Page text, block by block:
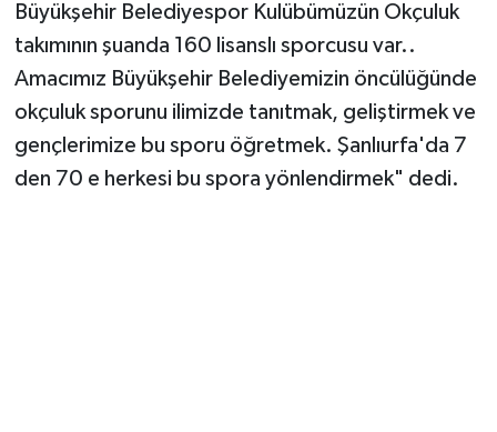
Büyükşehir Belediyespor Kulübümüzün Okçuluk
takımının şuanda 160 lisanslı sporcusu var..
Amacımız Büyükşehir Belediyemizin öncülüğünde
okçuluk sporunu ilimizde tanıtmak, geliştirmek ve
gençlerimize bu sporu öğretmek. Şanlıurfa'da 7
den 70 e herkesi bu spora yönlendirmek" dedi.